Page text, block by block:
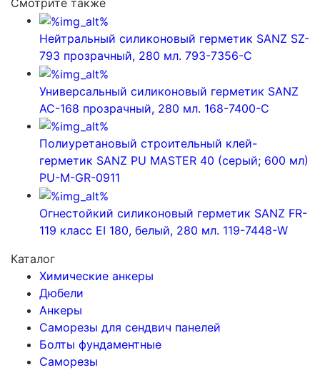
Смотрите также
Нейтральный силиконовый герметик SANZ SZ-
793 прозрачный, 280 мл. 793-7356-C
Универсальный силиконовый герметик SANZ
АС-168 прозрачный, 280 мл. 168-7400-C
Полиуретановый строительный клей-
герметик SANZ PU MASTER 40 (серый; 600 мл)
PU-M-GR-0911
Огнестойкий силиконовый герметик SANZ FR-
119 класс EI 180, белый, 280 мл. 119-7448-W
Каталог
Химические анкеры
Дюбели
Анкеры
Саморезы для сендвич панелей
Болты фундаментные
Саморезы